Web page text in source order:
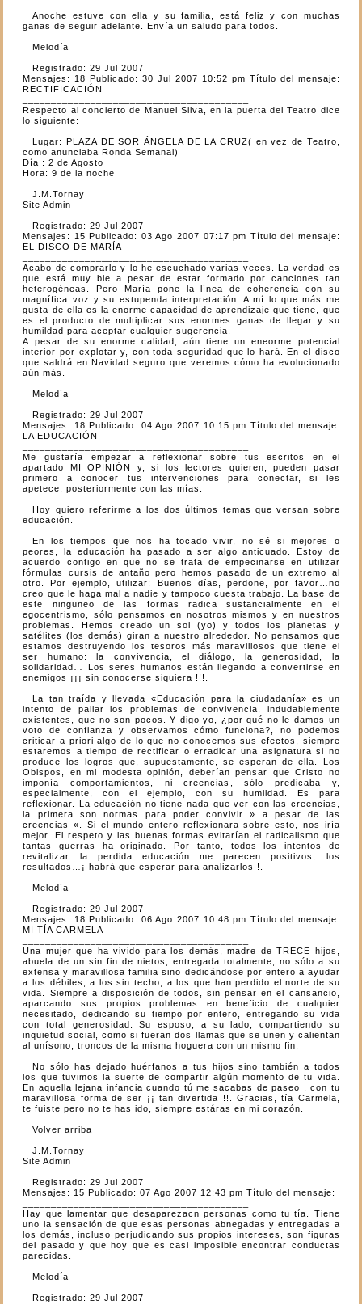
Anoche estuve con ella y su familia, está feliz y con muchas
ganas de seguir adelante. Envía un saludo para todos.
Melodía
Registrado: 29 Jul 2007
Mensajes: 18 Publicado: 30 Jul 2007 10:52 pm Título del mensaje:
RECTIFICACIÓN
Respecto al concierto de Manuel Silva, en la puerta del Teatro dice
lo siguiente:
Lugar: PLAZA DE SOR ÁNGELA DE LA CRUZ( en vez de Teatro,
como anunciaba Ronda Semanal)
Día : 2 de Agosto
Hora: 9 de la noche
J.M.Tornay
Site Admin
Registrado: 29 Jul 2007
Mensajes: 15 Publicado: 03 Ago 2007 07:17 pm Título del mensaje:
EL DISCO DE MARÍA
Acabo de comprarlo y lo he escuchado varias veces. La verdad es
que está muy bie a pesar de estar formado por canciones tan
heterogéneas. Pero María pone la línea de coherencia con su
magnífica voz y su estupenda interpretación. A mí lo que más me
gusta de ella es la enorme capacidad de aprendizaje que tiene, que
es el producto de multiplicar sus enormes ganas de llegar y su
humildad para aceptar cualquier sugerencia.
A pesar de su enorme calidad, aún tiene un eneorme potencial
interior por explotar y, con toda seguridad que lo hará. En el disco
que saldrá en Navidad seguro que veremos cómo ha evolucionado
aún más.
Melodía
Registrado: 29 Jul 2007
Mensajes: 18 Publicado: 04 Ago 2007 10:15 pm Título del mensaje:
LA EDUCACIÓN
Me gustaría empezar a reflexionar sobre tus escritos en el
apartado MI OPINIÓN y, si los lectores quieren, pueden pasar
primero a conocer tus intervenciones para conectar, si les
apetece, posteriormente con las mías.
Hoy quiero referirme a los dos últimos temas que versan sobre
educación.
En los tiempos que nos ha tocado vivir, no sé si mejores o
peores, la educación ha pasado a ser algo anticuado. Estoy de
acuerdo contigo en que no se trata de empecinarse en utilizar
fórmulas cursis de antaño pero hemos pasado de un extremo al
otro. Por ejemplo, utilizar: Buenos días, perdone, por favor…no
creo que le haga mal a nadie y tampoco cuesta trabajo. La base de
este ninguneo de las formas radica sustancialmente en el
egocentrismo, sólo pensamos en nosotros mismos y en nuestros
problemas. Hemos creado un sol (yo) y todos los planetas y
satélites (los demás) giran a nuestro alrededor. No pensamos que
estamos destruyendo los tesoros más maravillosos que tiene el
ser humano: la convivencia, el diálogo, la generosidad, la
solidaridad… Los seres humanos están llegando a convertirse en
enemigos ¡¡¡ sin conocerse siquiera !!!.
La tan traída y llevada «Educación para la ciudadanía» es un
intento de paliar los problemas de convivencia, indudablemente
existentes, que no son pocos. Y digo yo, ¿por qué no le damos un
voto de confianza y observamos cómo funciona?, no podemos
criticar a priori algo de lo que no conocemos sus efectos, siempre
estaremos a tiempo de rectificar o erradicar una asignatura si no
produce los logros que, supuestamente, se esperan de ella. Los
Obispos, en mi modesta opinión, deberían pensar que Cristo no
imponía comportamientos, ni creencias, sólo predicaba y,
especialmente, con el ejemplo, con su humildad. Es para
reflexionar. La educación no tiene nada que ver con las creencias,
la primera son normas para poder convivir » a pesar de las
creencias «. Si el mundo entero reflexionara sobre esto, nos iría
mejor. El respeto y las buenas formas evitarían el radicalismo que
tantas guerras ha originado. Por tanto, todos los intentos de
revitalizar la perdida educación me parecen positivos, los
resultados…¡ habrá que esperar para analizarlos !.
Melodía
Registrado: 29 Jul 2007
Mensajes: 18 Publicado: 06 Ago 2007 10:48 pm Título del mensaje:
MI TÍA CARMELA
Una mujer que ha vivido para los demás, madre de TRECE hijos,
abuela de un sin fin de nietos, entregada totalmente, no sólo a su
extensa y maravillosa familia sino dedicándose por entero a ayudar
a los débiles, a los sin techo, a los que han perdido el norte de su
vida. Siempre a disposición de todos, sin pensar en el cansancio,
aparcando sus propios problemas en beneficio de cualquier
necesitado, dedicando su tiempo por entero, entregando su vida
con total generosidad. Su esposo, a su lado, compartiendo su
inquietud social, como si fueran dos llamas que se unen y calientan
al unísono, troncos de la misma hoguera con un mismo fin.
No sólo has dejado huérfanos a tus hijos sino también a todos
los que tuvimos la suerte de compartir algún momento de tu vida.
En aquella lejana infancia cuando tú me sacabas de paseo , con tu
maravillosa forma de ser ¡¡ tan divertida !!. Gracias, tía Carmela,
te fuiste pero no te has ido, siempre estáras en mi corazón.
Volver arriba
J.M.Tornay
Site Admin
Registrado: 29 Jul 2007
Mensajes: 15 Publicado: 07 Ago 2007 12:43 pm Título del mensaje:
Hay que lamentar que desaparezacn personas como tu tía. Tiene
uno la sensación de que esas personas abnegadas y entregadas a
los demás, incluso perjudicando sus propios intereses, son figuras
del pasado y que hoy que es casi imposible encontrar conductas
parecidas.
Melodía
Registrado: 29 Jul 2007